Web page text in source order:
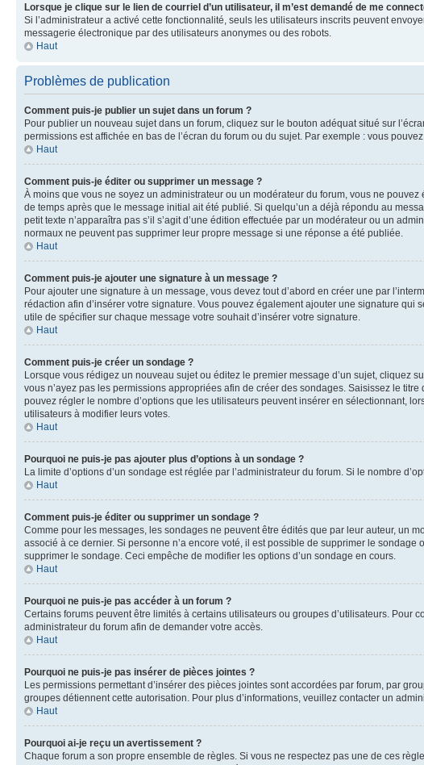
Lorsque je clique sur le lien de courriel d’un utilisateur, il m’est demandé de me
Si l’administrateur a activé cette fonctionnalité, seuls les utilisateurs inscrits peuvent
messagerie électronique par des utilisateurs anonymes ou des robots.
Haut
Problèmes de publication
Comment puis-je publier un sujet dans un forum ?
Pour publier un nouveau sujet dans un forum, cliquez sur le bouton adéquat situé sur
permissions est affichée en bas de l’écran du forum ou du sujet. Par exemple : vous
Haut
Comment puis-je éditer ou supprimer un message ?
À moins que vous ne soyez un administrateur ou un modérateur du forum, vous ne
de temps après que le message initial ait été publié. Si quelqu’un a déjà répondu au
petit texte n’apparaîtra pas s’il s’agit d’une édition effectuée par un modérateur ou un
normaux ne peuvent pas supprimer leur propre message si une réponse a été publiée.
Haut
Comment puis-je ajouter une signature à un message ?
Pour ajouter une signature à un message, vous devez tout d’abord en créer une par
rédaction afin d’insérer votre signature. Vous pouvez également ajouter une signature
utile de spécifier sur chaque message votre souhait d’insérer votre signature.
Haut
Comment puis-je créer un sondage ?
Lorsque vous rédigez un nouveau sujet ou éditez le premier message d’un sujet, cliquez
vous n’ayez pas les permissions appropriées afin de créer des sondages. Saisissez le
pouvez régler le nombre d’options que les utilisateurs peuvent insérer en sélectionnant,
utilisateurs à modifier leurs votes.
Haut
Pourquoi ne puis-je pas ajouter plus d’options à un sondage ?
La limite d’options d’un sondage est réglée par l’administrateur du forum. Si le nombre
Haut
Comment puis-je éditer ou supprimer un sondage ?
Comme pour les messages, les sondages ne peuvent être édités que par leur auteur, un
associé à ce dernier. Si personne n’a encore voté, il est possible de supprimer le
supprimer le sondage. Ceci empêche de modifier les options d’un sondage en cours.
Haut
Pourquoi ne puis-je pas accéder à un forum ?
Certains forums peuvent être limités à certains utilisateurs ou groupes d’utilisateurs.
administrateur du forum afin de demander votre accès.
Haut
Pourquoi ne puis-je pas insérer de pièces jointes ?
Les permissions permettant d’insérer des pièces jointes sont accordées par forum, par
groupes détiennent cette autorisation. Pour plus d’informations, veuillez contacter un
Haut
Pourquoi ai-je reçu un avertissement ?
Chaque forum a son propre ensemble de règles. Si vous ne respectez pas une de ces